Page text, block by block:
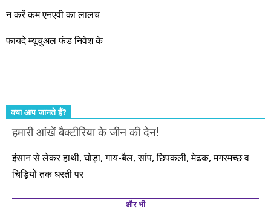
और सत्यनिष्ठा से आपके लिए निवेश के हर रविवार को शानदार मौके लेकर
कर्महीन नर पावत नाहीं। आपके हिस्से का कुछ कर्म हम कर दे रहे हैं। बाकी
न करें कम एनएवी का लालच
फायदे म्यूचुअल फंड निवेश के
क्या आप जानते हैं?
हमारी आंखें बैक्टीरिया के जीन की देन!
इंसान से लेकर हाथी, घोड़ा, गाय-बैल, सांप, छिपकली, मेढक, मगरमच्छ व
चिड़ियों तक धरती पर
और भी